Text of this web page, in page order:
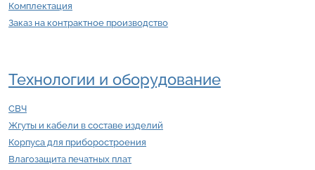
Комплектация
Заказ на контрактное производство
Технологии и оборудование
СВЧ
Жгуты и кабели в составе изделий
Корпуса для приборостроения
Влагозащита печатных плат